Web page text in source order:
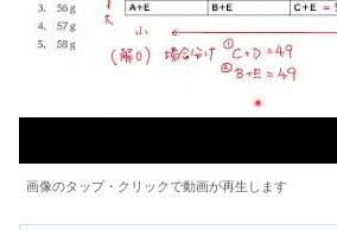
画像のタップ・クリックで動画が再生します